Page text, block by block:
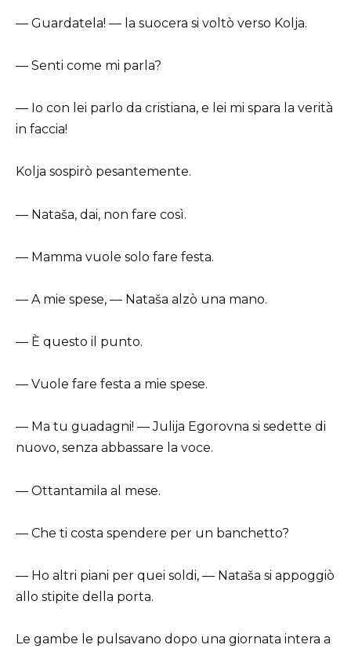
— Guardatela! — la suocera si voltò verso Kolja.
— Senti come mi parla?
— Io con lei parlo da cristiana, e lei mi spara la verità
in faccia!
Kolja sospirò pesantemente.
— Nataša, dai, non fare così.
— Mamma vuole solo fare festa.
— A mie spese, — Nataša alzò una mano.
— È questo il punto.
— Vuole fare festa a mie spese.
— Ma tu guadagni! — Julija Egorovna si sedette di
nuovo, senza abbassare la voce.
— Ottantamila al mese.
— Che ti costa spendere per un banchetto?
— Ho altri piani per quei soldi, — Nataša si appoggiò
allo stipite della porta.
Le gambe le pulsavano dopo una giornata intera a